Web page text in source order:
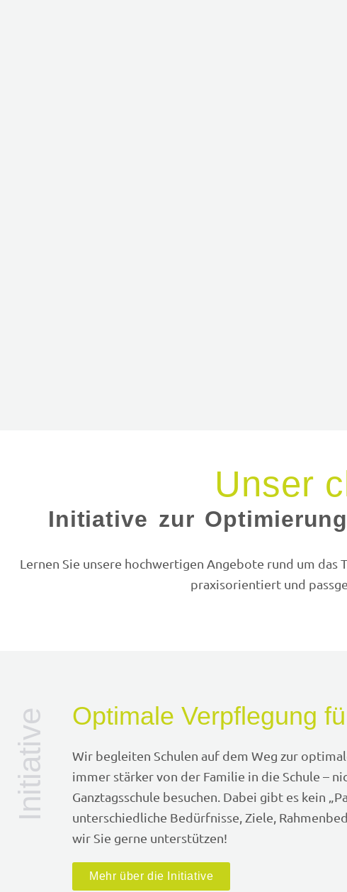
Unser
Initiative zur
Lernen Sie unsere hochwertigen Angebote rund um das
praxisorientiert und
Initiative Optimale Verpflegung
Wir begleiten Schulen auf dem Weg zur
immer stärker von der Familie in die Schule –
Ganztagsschule besuchen. Dabei gibt es kein
unterschiedliche Bedürfnisse, Ziele,
wir Sie gerne unterstützen!
Mehr über die Initiative